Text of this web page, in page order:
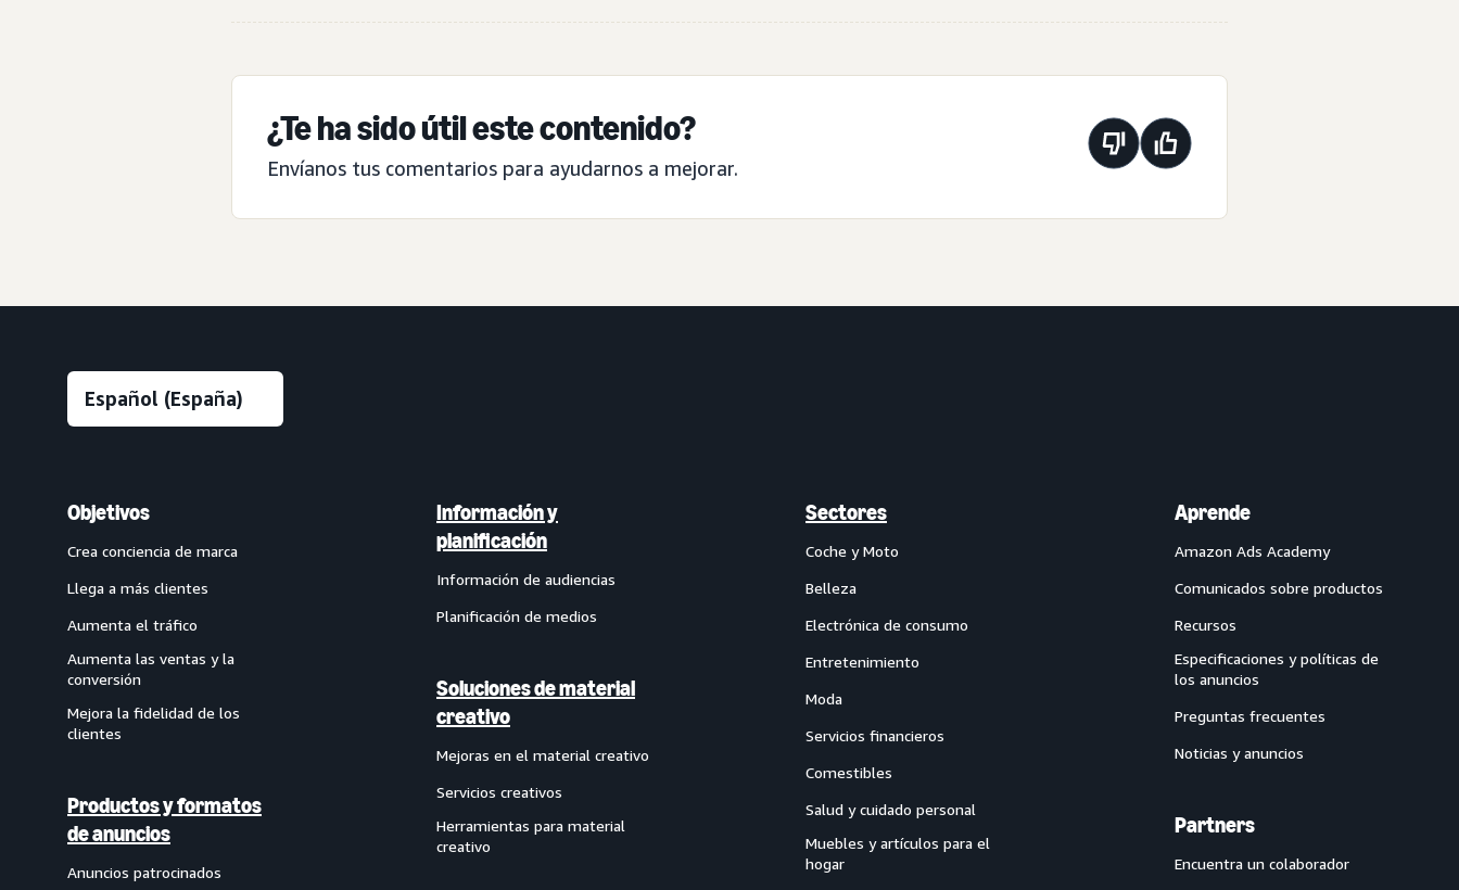
¿Te ha sido útil este contenido?
Envíanos tus comentarios para ayudarnos a mejorar.
Objetivos
Crea conciencia de marca
Llega a más clientes
Aumenta el tráfico
Aumenta las ventas y la
conversión
Mejora la fidelidad de los
clientes
Productos y formatos
de anuncios
Anuncios patrocinados
Información y
planificación
Información de audiencias
Planificación de medios
Soluciones de material
creativo
Mejoras en el material creativo
Servicios creativos
Herramientas para material
creativo
Sectores
Coche y Moto
Belleza
Electrónica de consumo
Entretenimiento
Moda
Servicios financieros
Comestibles
Salud y cuidado personal
Muebles y artículos para el
hogar
Aprende
Amazon Ads Academy
Comunicados sobre productos
Recursos
Especificaciones y políticas de
los anuncios
Preguntas frecuentes
Noticias y anuncios
Partners
Encuentra un colaborador